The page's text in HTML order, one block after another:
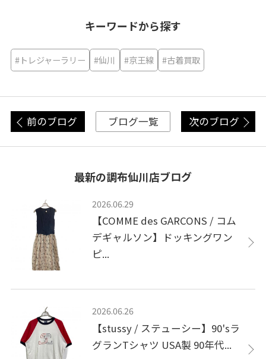
キーワードから探す
#トレジャーラリー #仙川 #京王線 #古着買取
前のブログ ブログ一覧 次のブログ
最新の調布仙川店ブログ
2026.06.29
【COMME des GARCONS / コム
デギャルソン】ドッキングワン
ピ...
2026.06.26
【stussy / ステューシー】90'sラ
グランTシャツ USA製 90年代...